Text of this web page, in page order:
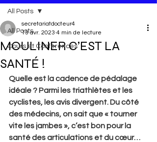
All Posts
Cours et Conférences
All Posts
MOULINER C’EST LA
SANTÉ !
secretariatdocteur4
13 avr. 2023 4 min de lecture
Quelle est la cadence de pédalage
idéale ? Parmi les triathlètes et les
cyclistes, les avis divergent. Du côté
des médecins, on sait que « ­tourner
vite les jambes », c’est bon pour la
santé des articulations et du cœur…